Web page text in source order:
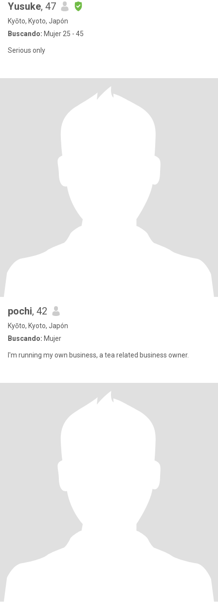
Yusuke, 47
Kyōto, Kyoto, Japón
Buscando: Mujer 25 - 45
Serious only
pochi, 42
Kyōto, Kyoto, Japón
Buscando: Mujer
I'm running my own business, a tea related business owner.